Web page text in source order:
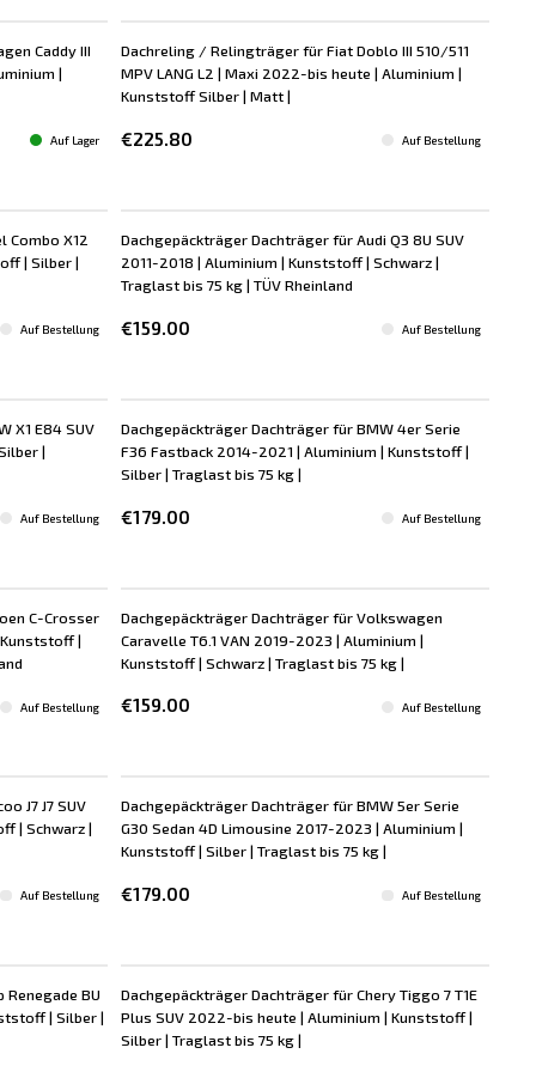
Caddy III
|
Auf Lager
Dachreling / Relingträger für Fiat Doblo III 510/511
MPV LANG L2 | Maxi 2022-bis heute | Aluminium |
Kunststoff Silber | Matt |
€225.80 Auf Bestellung
Combo X12
| Silber |
Auf Bestellung
Dachgepäckträger Dachträger für Audi Q3 8U SUV
2011-2018 | Aluminium | Kunststoff | Schwarz |
Traglast bis 75 kg | TÜV Rheinland
€159.00 Auf Bestellung
X1 E84 SUV
|
Auf Bestellung
Dachgepäckträger Dachträger für BMW 4er Serie
F36 Fastback 2014-2021 | Aluminium | Kunststoff |
Silber | Traglast bis 75 kg |
€179.00 Auf Bestellung
C-Crosser
Kunststoff |
Auf Bestellung
Dachgepäckträger Dachträger für Volkswagen
Caravelle T6.1 VAN 2019-2023 | Aluminium |
Kunststoff | Schwarz | Traglast bis 75 kg |
€159.00 Auf Bestellung
J7 J7 SUV
| Schwarz |
Auf Bestellung
Dachgepäckträger Dachträger für BMW 5er Serie
G30 Sedan 4D Limousine 2017-2023 | Aluminium |
Kunststoff | Silber | Traglast bis 75 kg |
€179.00 Auf Bestellung
BU
| Silber |
Dachgepäckträger Dachträger für Chery Tiggo 7 T1E
Plus SUV 2022-bis heute | Aluminium | Kunststoff |
Silber | Traglast bis 75 kg |